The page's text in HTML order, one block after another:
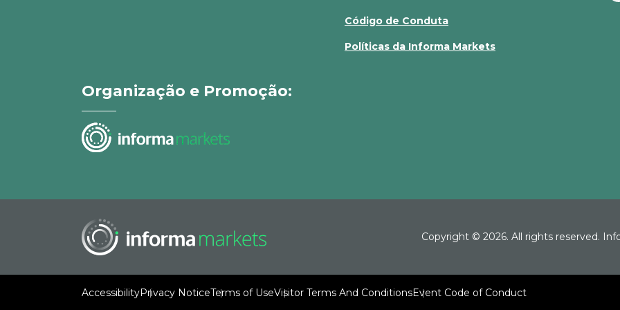
Código de Conduta
Políticas da Informa Markets
Organização e Promoção:
Copyright © 2026. All rights reserved.
AccessibilityPrivacy NoticeTerms of UseVisitor Terms And ConditionsEvent Code of Conduct